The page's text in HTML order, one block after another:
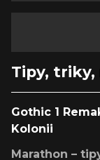
Tipy, triky,
Gothic 1
Kolonii
Marathon –